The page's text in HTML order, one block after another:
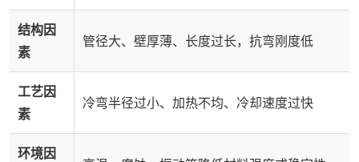
结构因
素
管径大、壁厚薄、长度过长，抗弯刚度低
工艺因
素
冷弯半径过小、加热不均、冷却速度过快
环境因